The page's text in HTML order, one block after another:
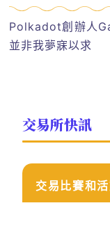
Polkadot創辦人
並非我夢寐以求
交易所快訊
交易比賽和